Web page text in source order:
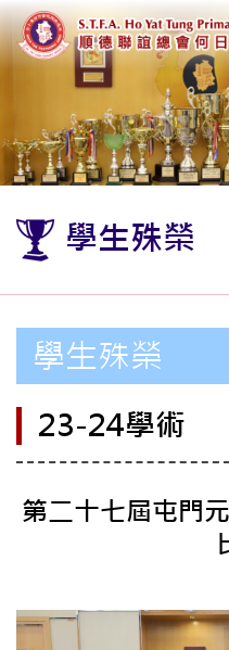
學生殊榮
學生殊榮
23-24學術
第二十七屆屯門